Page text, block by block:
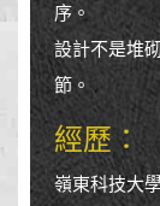
序。
設計不是堆
節。
經歷：
嶺東科技大